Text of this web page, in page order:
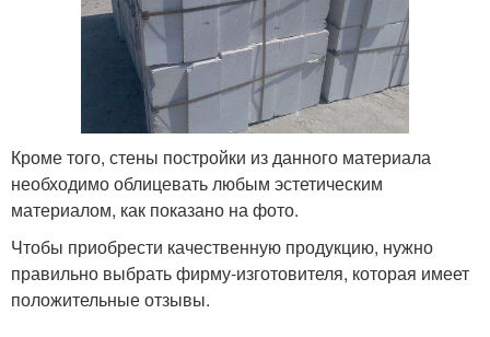
Кроме того, стены постройки из данного материала
необходимо облицевать любым эстетическим
материалом, как показано на фото.
Чтобы приобрести качественную продукцию, нужно
правильно выбрать фирму-изготовителя, которая имеет
положительные отзывы.